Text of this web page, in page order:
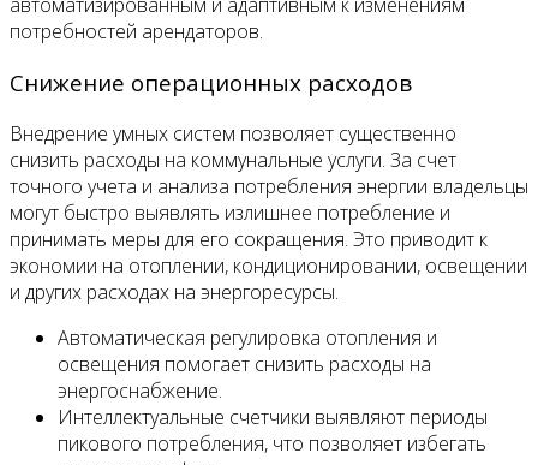
потребностей арендаторов.
Снижение операционных расходов
Внедрение умных систем позволяет существенно
снизить расходы на коммунальные услуги. За счет
точного учета и анализа потребления энергии владельцы
могут быстро выявлять излишнее потребление и
принимать меры для его сокращения. Это приводит к
экономии на отоплении, кондиционировании, освещении
и других расходах на энергоресурсы.
Автоматическая регулировка отопления и
освещения помогает снизить расходы на
энергоснабжение.
Интеллектуальные счетчики выявляют периоды
пикового потребления, что позволяет избегать